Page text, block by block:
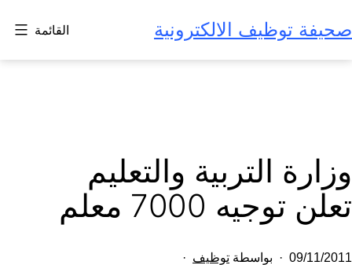
إلى
المحتوى
صحيفة توظيف الالكترونية القائمة
وزارة التربية والتعليم
تعلن توجيه 7000 معلم
تم
09/11/2011 بواسطة توظيف